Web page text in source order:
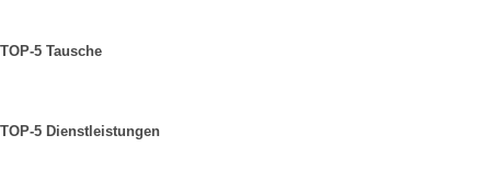
TOP-5 Tausche
TOP-5 Dienstleistungen